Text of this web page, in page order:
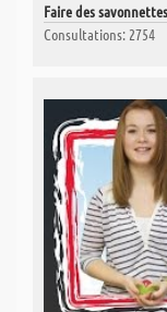
Faire des
Consultations: 2754